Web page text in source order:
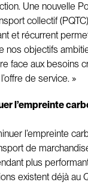
Une nouvelle
collectif
et récurrent
nos objectifs
face aux besoins
de service. »
l’empreinte
l’empreinte
de
plus
existent déjà au